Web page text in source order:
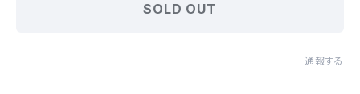
SOLD OUT
通報する